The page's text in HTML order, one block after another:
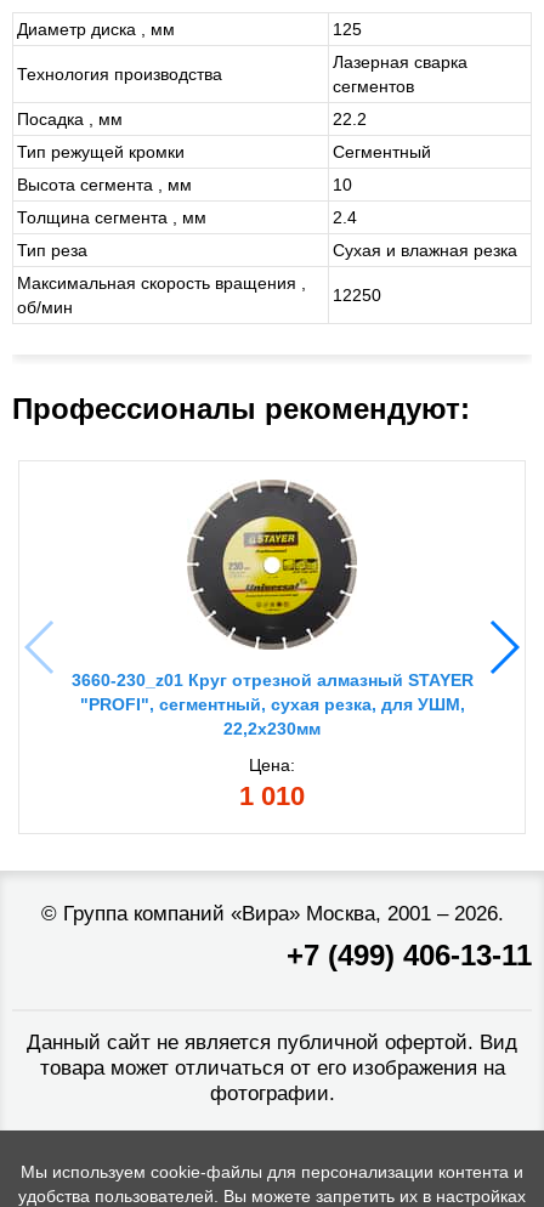
Диаметр диска , мм 125
Технология производства
Лазерная сварка
сегментов
Посадка , мм
22.2
Тип режущей кромки
Сегментный
Высота сегмента , мм
10
Толщина сегмента , мм
2.4
Тип реза
Сухая и влажная резка
Максимальная скорость вращения ,
об/мин
12250
Профессионалы рекомендуют:
3660-230_z01 Круг отрезной алмазный STAYER
"PROFI", сегментный, сухая резка, для УШМ,
22,2х230мм
Цена:
1 010
© Группа компаний «Вира»Москва, 2001 – 2026.
+7 (499) 406-13-11
Данный сайт не является публичной офертой. Вид
товара может отличаться от его изображения на
фотографии.
Мы используем cookie-файлы для персонализации контента и
удобства пользователей. Вы можете запретить их в настройках